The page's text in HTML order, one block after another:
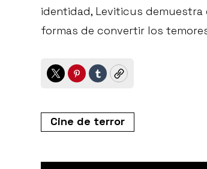
identidad, Leviticus
formas de convertir los
TwitterPinterest
TumblrCopy
Cine de terror